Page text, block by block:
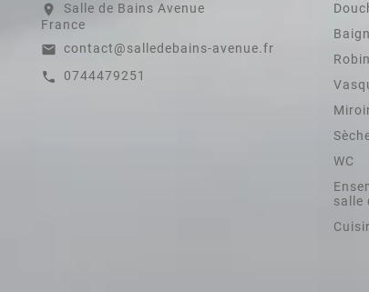
location_on
Salle de Bains Avenue
France
email contact@salledebains-avenue.fr
call 0744479251
WC
salle